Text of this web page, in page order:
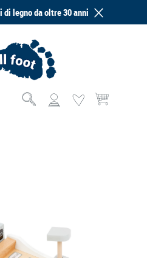
legno da oltre 30 anni
Il carrello